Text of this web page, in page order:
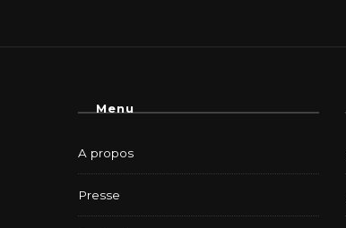
Menu
A propos
Presse